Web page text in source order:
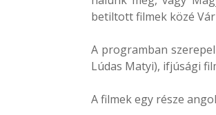
betiltott filmek közé
A programban
Lúdas Matyi), ifjúsági
A filmek egy része